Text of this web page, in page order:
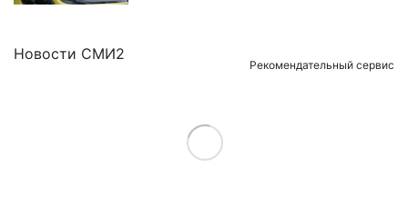
Новости СМИ2
Рекомендательный сервис
Load More